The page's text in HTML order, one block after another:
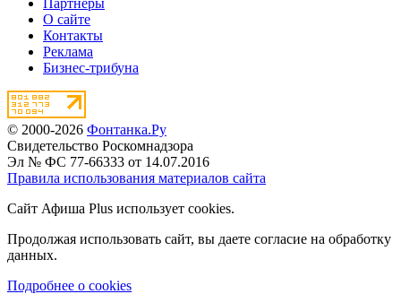
О сайте
Контакты
Реклама
Бизнес-трибуна
© 2000-2026 Фонтанка.Ру
Свидетельство Роскомнадзора
Эл № ФС 77-66333 от 14.07.2016
Правила использования материалов сайта
Сайт Афиша Plus использует cookies.
Продолжая использовать сайт, вы даете согласие на обработку
данных.
Подробнее о cookies